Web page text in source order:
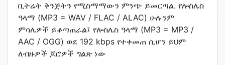
ቢትሬት ቅንጅትን የሚስማማውን ምንጭ ይመርጣል. የሎስሌስ
ዓላማ (MP3 = WAV / FLAC / ALAC) ሁሉንም
ምሳሌዎች ይቆጣጠራል፤ የሎስሌስ ዓላማ (MP3 = MP3 /
AAC / OGG) ወደ 192 kbps የተቀመጠ ሲሆን ይህም
ለብዙዎች ጆሮዎች ግልጽ ነው